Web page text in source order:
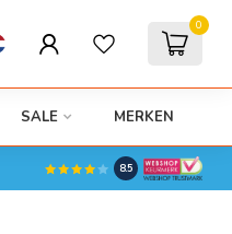
0
SALE MERKEN
8.5